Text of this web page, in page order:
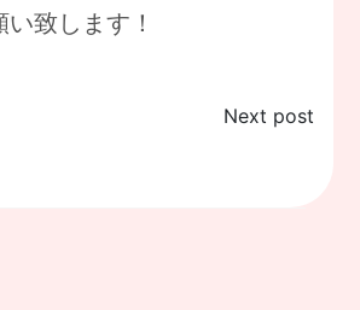
致します！
Next post